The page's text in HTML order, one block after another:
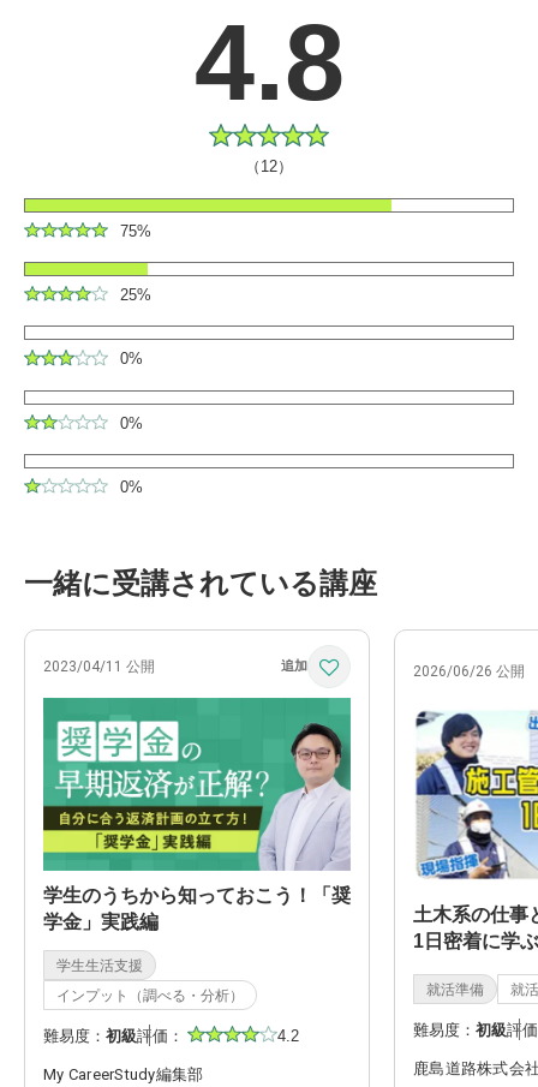
4.8
（12）
75%
25%
0%
0%
0%
一緒に受講されている講座
2023/04/11 公開
学生のうちから知っておこう！「奨
学金」実践編
学生生活支援
インプット（調べる・分析）
難易度： 初級評価： 4.2
My CareerStudy編集部
2026/06/26 公開
土木系の仕
1日密着に学
就活準備 就
難易度： 初級評
鹿島道路株式会